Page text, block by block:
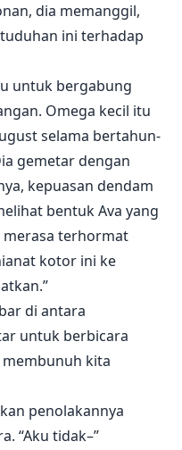
dia memanggil,
ini terhadap
untuk bergabung
Omega kecil itu
selama bertahun-
gemetar dengan
kepuasan dendam
bentuk Ava yang
merasa terhormat
kotor ini ke
di antara
untuk berbicara
membunuh kita
penolakannya
“Aku tidak–”